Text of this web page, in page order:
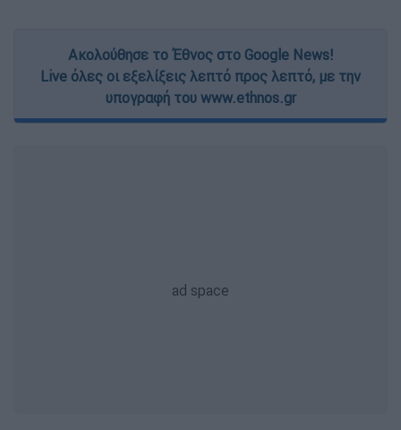
Ακολούθησε το Έθνος στο Google News!
Live όλες οι εξελίξεις λεπτό προς λεπτό, με την
υπογραφή του www.ethnos.gr